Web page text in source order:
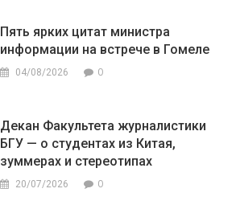
Пять ярких цитат министра
информации на встрече в Гомеле
04/08/2026 0
Декан Факультета журналистики
БГУ — о студентах из Китая,
зуммерах и стереотипах
20/07/2026 0